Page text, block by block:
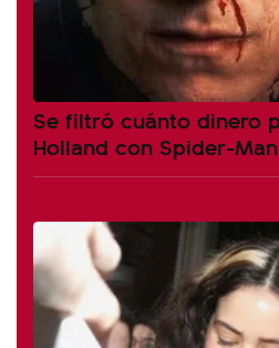
Se filtró cuánto dinero
Holland con Spider-